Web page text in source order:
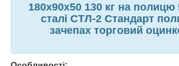
180х90х50 130 кг на полицю
сталі СТЛ-2 Стандарт
зачепах торговий